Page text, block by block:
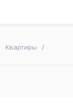
Квартиры